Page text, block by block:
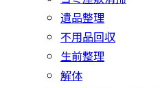
遺品整理
不用品回収
生前整理
解体